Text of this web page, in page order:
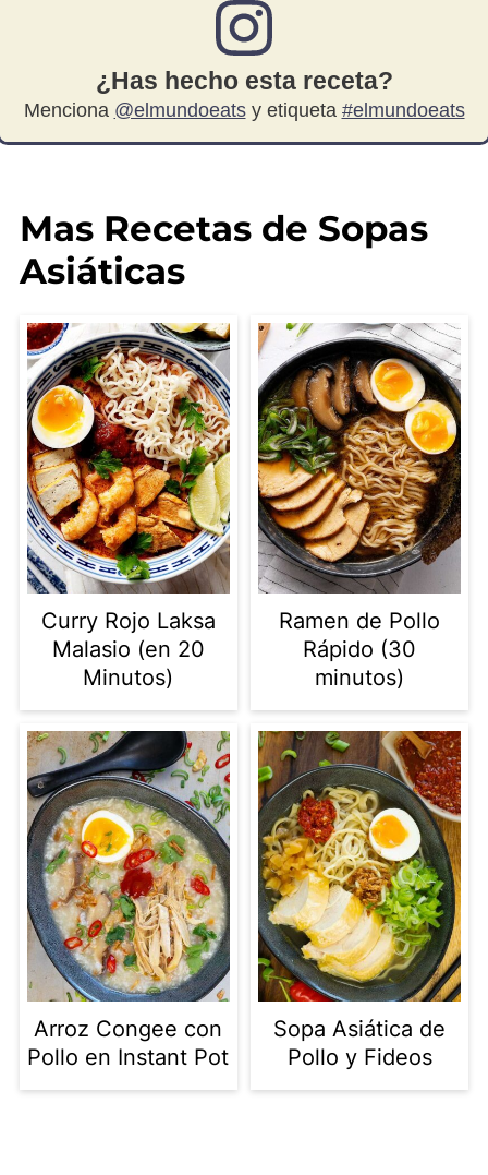
¿Has hecho esta receta?
Menciona @elmundoeatsy etiqueta #elmundoeats
Mas Recetas de Sopas
Asiáticas
Curry Rojo Laksa
Malasio (en 20
Minutos)
Ramen de Pollo
Rápido (30
minutos)
Arroz Congee con
Pollo en Instant Pot
Sopa Asiática de
Pollo y Fideos